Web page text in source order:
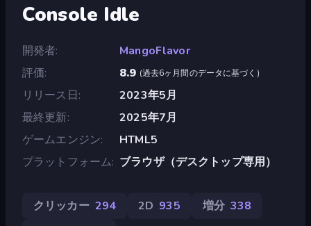
Console Idle
開発者
MangoFlavor
評価
8.9 (過去6ヶ月間のデータに基づく )
リリース日
2023年5月
最終更新
2025年7月
ゲームエンジン
HTML5
プラットフォーム ブラウザ（デスクトップ専用）
クリッカー 294 2D 935 増分 338